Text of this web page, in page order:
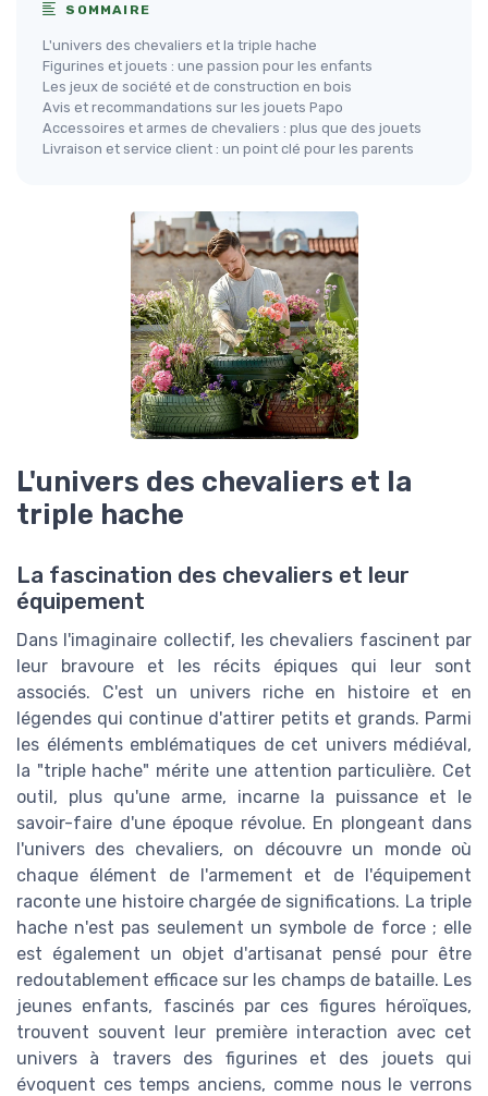
SOMMAIRE
L'univers des chevaliers et la triple hache
Figurines et jouets : une passion pour les enfants
Les jeux de société et de construction en bois
Avis et recommandations sur les jouets Papo
Accessoires et armes de chevaliers : plus que des jouets
Livraison et service client : un point clé pour les parents
L'univers des chevaliers et la
triple hache
La fascination des chevaliers et leur
équipement
Dans l'imaginaire collectif, les chevaliers fascinent par
leur bravoure et les récits épiques qui leur sont
associés. C'est un univers riche en histoire et en
légendes qui continue d'attirer petits et grands. Parmi
les éléments emblématiques de cet univers médiéval,
la "triple hache" mérite une attention particulière. Cet
outil, plus qu'une arme, incarne la puissance et le
savoir-faire d'une époque révolue. En plongeant dans
l'univers des chevaliers, on découvre un monde où
chaque élément de l'armement et de l'équipement
raconte une histoire chargée de significations. La triple
hache n'est pas seulement un symbole de force ; elle
est également un objet d'artisanat pensé pour être
redoutablement efficace sur les champs de bataille. Les
jeunes enfants, fascinés par ces figures héroïques,
trouvent souvent leur première interaction avec cet
univers à travers des figurines et des jouets qui
évoquent ces temps anciens, comme nous le verrons